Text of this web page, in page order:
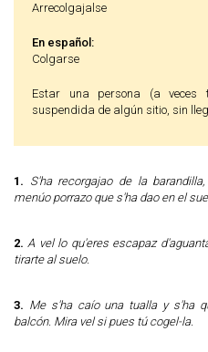
Arrecolgajalse
En español:
Colgarse
Estar una persona (a veces también se usa para cosas)
suspendida de algún sitio, sin
1. S'ha recorgajao de la
menúo porrazo que s'ha dao en el
2.A vel lo qu'eres escapaz
tirarte al suelo.
3. Me s'ha caío una tualla y s'ha
balcón. Mira vel si pues tú cogel-la.